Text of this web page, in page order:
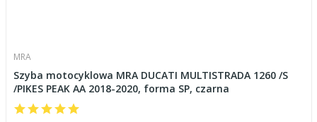
MRA
Szyba motocyklowa MRA DUCATI MULTISTRADA 1260 /S
/PIKES PEAK AA 2018-2020, forma SP, czarna